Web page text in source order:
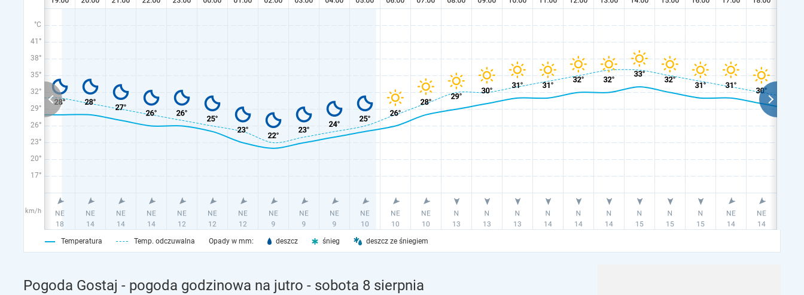
°C
41°
38°
35°
32°
29°
26°
23°
20°
17°
km/h
Temperatura Temp. odczuwalna Opady w mm: deszcz śnieg deszcz ze śniegiem
Pogoda Gostaj - pogoda godzinowa na jutro - sobota 8 sierpnia